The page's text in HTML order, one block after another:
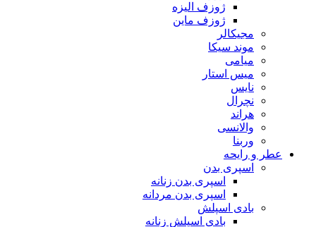
ژوزف الیزه
ژوزف ماین
مجیکالر
موند سیکا
میامی
میس استار
نایس
نچرال
هراند
والانسی
وربنا
عطر و رایحه
اسپری بدن
اسپری بدن زنانه
اسپری بدن مردانه
بادی اسپلش
بادی اسپلش زنانه